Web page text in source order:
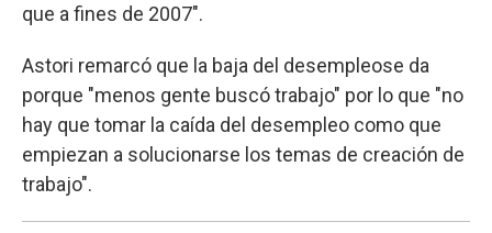
que a fines de 2007".
Astori remarcó que la baja del desempleose da
porque "menos gente buscó trabajo" por lo que "no
hay que tomar la caída del desempleo como que
empiezan a solucionarse los temas de creación de
trabajo".